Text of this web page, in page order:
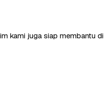
kami juga siap membantu di